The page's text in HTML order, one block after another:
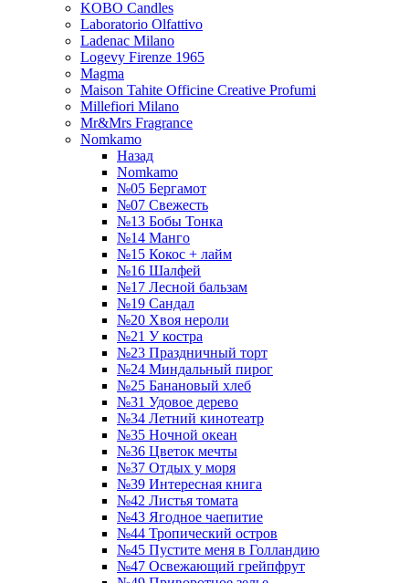
KOBO Candles
Laboratorio Olfattivo
Ladenac Milano
Logevy Firenze 1965
Magma
Maison Tahite Officine Creative Profumi
Millefiori Milano
Mr&Mrs Fragrance
Nomkamo
Назад
Nomkamo
№05 Бергамот
№07 Свежесть
№13 Бобы Тонка
№14 Манго
№15 Кокос + лайм
№16 Шалфей
№17 Лесной бальзам
№19 Сандал
№20 Хвоя нероли
№21 У костра
№23 Праздничный торт
№24 Миндальный пирог
№25 Банановый хлеб
№31 Удовое дерево
№34 Летний кинотеатр
№35 Ночной океан
№36 Цветок мечты
№37 Отдых у моря
№39 Интересная книга
№42 Листья томата
№43 Ягодное чаепитие
№44 Тропический остров
№45 Пустите меня в Голландию
№47 Освежающий грейпфрут